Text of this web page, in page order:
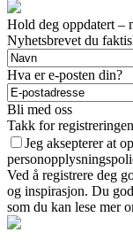
Hold deg oppdatert –
Nyhetsbrevet du
Hva er e-posten din?
Bli med oss
Takk for registreringen
Jeg aksepterer at
Ved å registrere deg
og inspirasjon. Du
som du kan lese mer